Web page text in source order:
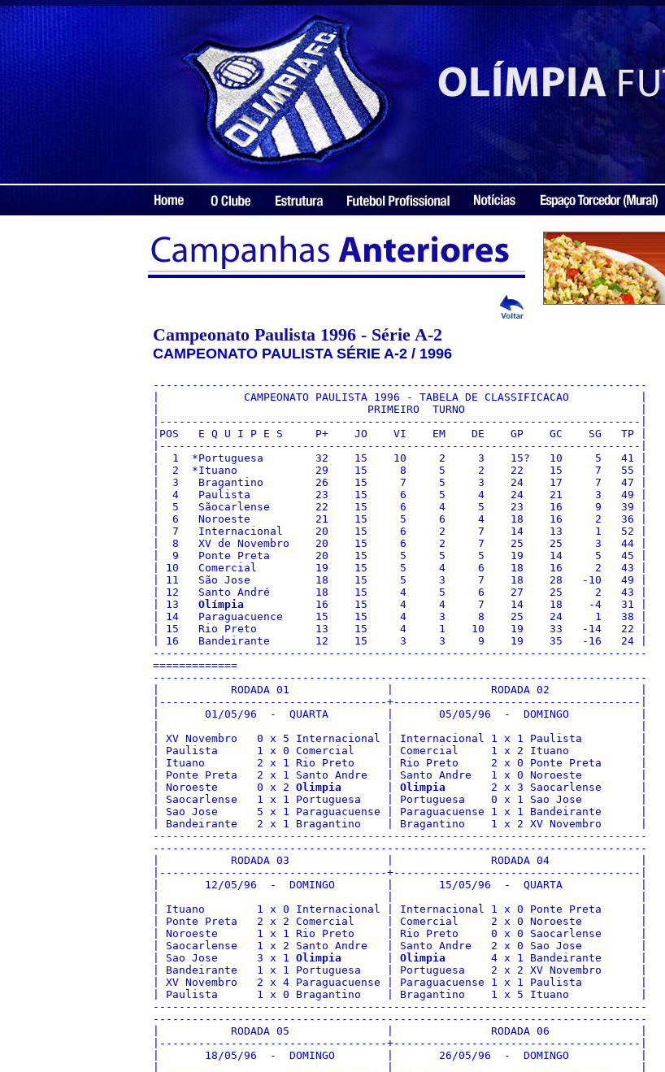
Campeonato Paulista 1996 - Série A-2
CAMPEONATO PAULISTA SÉRIE A-2 / 1996
----------------------------------------------------------------------------
|             CAMPEONATO PAULISTA 1996 - TABELA DE CLASSIFICACAO           |
|                                PRIMEIRO  TURNO                           |
|--------------------------------------------------------------------------|
|POS   E Q U I P E S     P+    JO    VI    EM    DE    GP    GC    SG   TP |
|--------------------------------------------------------------------------|
|  1  *Portuguesa        32    15    10     2     3    15?   10     5   41 |
|  2  *Ituano            29    15     8     5     2    22    15     7   55 |
|  3   Bragantino        26    15     7     5     3    24    17     7   47 |
|  4   Paulista          23    15     6     5     4    24    21     3   49 |
|  5   Sãocarlense       22    15     6     4     5    23    16     9   39 |
|  6   Noroeste          21    15     5     6     4    18    16     2   36 |
|  7   Internacional     20    15     6     2     7    14    13     1   52 |
|  8   XV de Novembro    20    15     6     2     7    25    25     3   44 |
|  9   Ponte Preta       20    15     5     5     5    19    14     5   45 |
| 10   Comercial         19    15     5     4     6    18    16     2   43 |
| 11   São Jose          18    15     5     3     7    18    28   -10   49 |
| 12   Santo André       18    15     4     5     6    27    25     2   43 |
| 13 Olímpia
           16    15     4     4     7    14    18    -4   31 |
| 14   Paraguacuence     15    15     4     3     8    25    24     1   38 |
| 15   Rio Preto         13    15     4     1    10    19    33   -14   22 |
| 16   Bandeirante       12    15     3     3     9    19    35   -16   24 |
----------------------------------------------------------------------------
=============
----------------------------------------------------------------------------
|           RODADA 01               |               RODADA 02              |
|-----------------------------------+--------------------------------------|
|       01/05/96  -  QUARTA         |       05/05/96  -  DOMINGO           |
| XV Novembro   0 x 5 Internacional | Internacional 1 x 1 Paulista         |
| Paulista      1 x 0 Comercial     | Comercial     1 x 2 Ituano           |
| Ituano        2 x 1 Rio Preto     | Rio Preto     2 x 0 Ponte Preta      |
| Ponte Preta   2 x 1 Santo Andre   | Santo Andre   1 x 0 Noroeste         |
| Noroeste      0 x 2 Olimpia Olimpia
       2 x 3 Saocarlense      |
| Saocarlense   1 x 1 Portuguesa    | Portuguesa    0 x 1 Sao Jose         |
| Sao Jose      5 x 1 Paraguacuense | Paraguacuense 1 x 1 Bandeirante      |
| Bandeirante   2 x 1 Bragantino    | Bragantino    1 x 2 XV Novembro      |
----------------------------------------------------------------------------
----------------------------------------------------------------------------
|           RODADA 03               |               RODADA 04              |
|-----------------------------------+--------------------------------------|
|       12/05/96  -  DOMINGO        |       15/05/96  -  QUARTA            |
| Ituano        1 x 0 Internacional | Internacional 1 x 0 Ponte Preta      |
| Ponte Preta   2 x 2 Comercial     | Comercial     2 x 0 Noroeste         |
| Noroeste      1 x 1 Rio Preto     | Rio Preto     0 x 0 Saocarlense      |
| Saocarlense   1 x 2 Santo Andre   | Santo Andre   2 x 0 Sao Jose         |
| Sao Jose      3 x 1 Olimpia Olimpia
       4 x 1 Bandeirante      |
| Bandeirante   1 x 1 Portuguesa    | Portuguesa    2 x 2 XV Novembro      |
| XV Novembro   2 x 4 Paraguacuense | Paraguacuense 1 x 1 Paulista         |
| Paulista      1 x 0 Bragantino    | Bragantino    1 x 5 Ituano           |
----------------------------------------------------------------------------
----------------------------------------------------------------------------
|           RODADA 05               |               RODADA 06              |
|-----------------------------------+--------------------------------------|
|       18/05/96  -  DOMINGO        |       26/05/96  -  DOMINGO           |